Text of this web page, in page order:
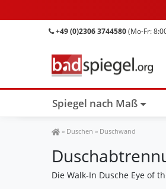
+49 (0)2306 3744580(Mo-Fr:
Spiegel nach Maß
Spiegel Shop
» Duschen » Duschwand
Die Walk-In Dusche Eye of